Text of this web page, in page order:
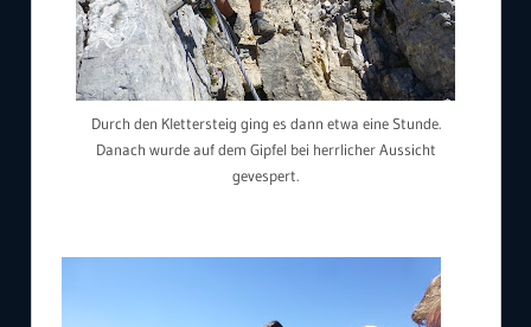
Durch den Klettersteig ging es dann etwa eine Stunde.
Danach wurde auf dem Gipfel bei herrlicher Aussicht
gevespert.